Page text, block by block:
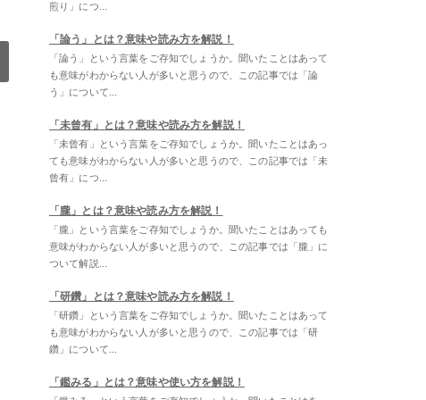
煎り」につ...
「論う」とは？意味や読み方を解説！
「論う」という言葉をご存知でしょうか。聞いたことはあって
も意味がわからない人が多いと思うので、この記事では「論
う」について...
「未曾有」とは？意味や読み方を解説！
「未曾有」という言葉をご存知でしょうか。聞いたことはあっ
ても意味がわからない人が多いと思うので、この記事では「未
曾有」につ...
「朧」とは？意味や読み方を解説！
「朧」という言葉をご存知でしょうか。聞いたことはあっても
意味がわからない人が多いと思うので、この記事では「朧」に
ついて解説...
「研鑽」とは？意味や読み方を解説！
「研鑽」という言葉をご存知でしょうか。聞いたことはあって
も意味がわからない人が多いと思うので、この記事では「研
鑽」について...
「鑑みる」とは？意味や使い方を解説！